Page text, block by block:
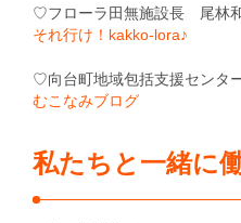
♡フローラ田無施設長 尾林
それ行け！kakko-lora♪
♡向台町地域包括支援センタ
むこなみブログ
私たちと一緒に